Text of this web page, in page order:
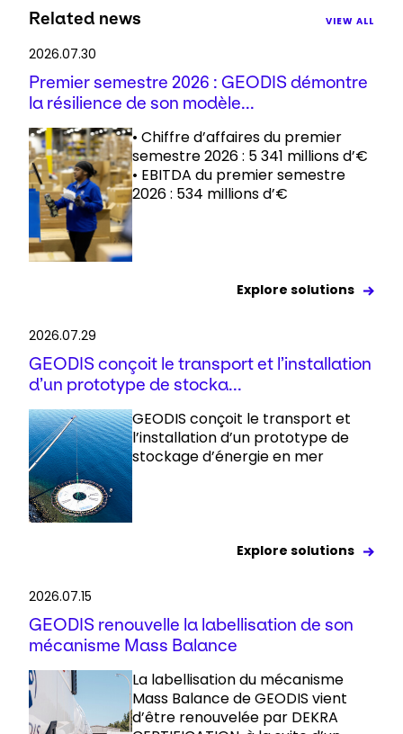
Related news VIEW ALL
2026.07.30
Premier semestre 2026 : GEODIS démontre
la résilience de son modèle...
• Chiffre d’affaires du premier
semestre 2026 : 5 341 millions d’€
• EBITDA du premier semestre
2026 : 534 millions d’€
Explore solutions
2026.07.29
GEODIS conçoit le transport et l’installation
d’un prototype de stocka...
GEODIS conçoit le transport et
l’installation d’un prototype de
stockage d’énergie en mer
Explore solutions
2026.07.15
GEODIS renouvelle la labellisation de son
mécanisme Mass Balance
La labellisation du mécanisme
Mass Balance de GEODIS vient
d’être renouvelée par DEKRA